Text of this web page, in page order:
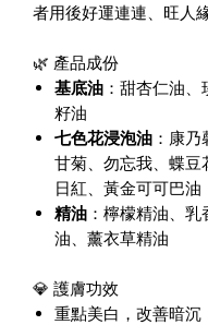
者用後好運連連、旺人
🌿 產品成份
基底油 ：甜杏仁油
籽油
七色花浸泡油 ：康
甘菊、勿忘我、蝶豆
日紅、黃金可可巴油
精油 ：檸檬精油、
油、薰衣草精油
💎 護膚功效
重點美白，改善暗沉